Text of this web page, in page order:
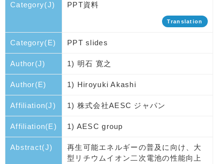
Category(J) PPT資料
Translation
Category(E) PPT slides
Author(J) 1) 明石 寛之
Author(E) 1) Hiroyuki Akashi
Affiliation(J) 1) 株式会社AESC ジャパン
Affiliation(E) 1) AESC group
Abstract(J)
再生可能エネルギーの普及に向け、大
型リチウムイオン二次電池の性能向上